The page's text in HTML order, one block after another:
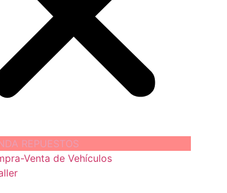
REPUESTOS
Venta de Vehículos